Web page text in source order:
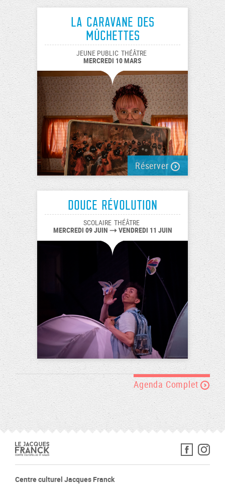
La caravane des
Mûchettes
JEUNE PUBLIC THÉÂTRE
MERCREDI 10 MARS
Réserver
Douce révolution
SCOLAIRE THÉÂTRE
MERCREDI 09 JUIN VENDREDI 11 JUIN
Agenda Complet
Centre culturel Jacques Franck